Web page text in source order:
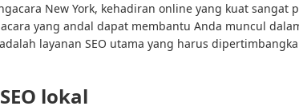
New York, kehadiran online yang kuat sangat
yang andal dapat membantu Anda muncul
layanan SEO utama yang harus
lokal